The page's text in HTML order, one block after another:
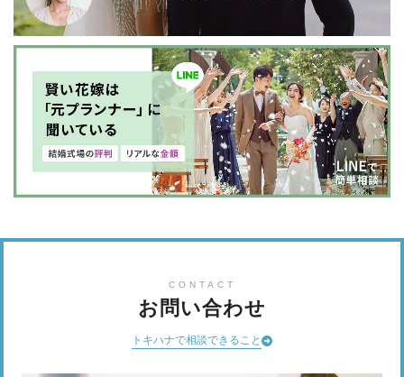
CONTACT
お問い合わせ
トキハナで相談できること